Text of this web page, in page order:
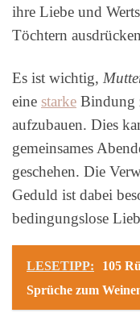
ihre Liebe und
Töchtern
Es ist wichtig,
eine starke Bindung
aufzubauen. Dies
gemeinsames
geschehen. Die
Geduld ist dabei
bedingungslose
LESETIPP:
105
Sprüche zum